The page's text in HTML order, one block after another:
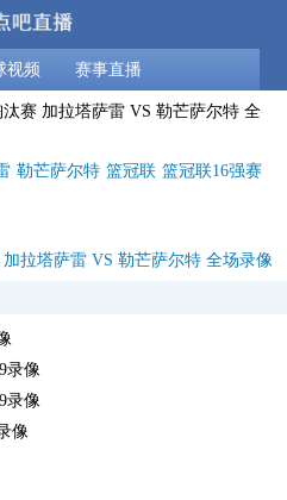
视频 赛事直播
赛 加拉塔萨雷 VS 勒芒萨尔特 全
勒芒萨尔特 篮冠联 篮冠联16强赛
拉塔萨雷 VS 勒芒萨尔特 全场录像
录像
录像
像